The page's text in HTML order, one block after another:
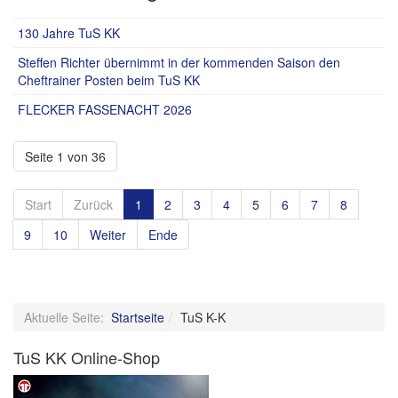
130 Jahre TuS KK
Steffen Richter übernimmt in der kommenden Saison den
Cheftrainer Posten beim TuS KK
FLECKER FASSENACHT 2026
Seite 1 von 36
Start Zurück 1 2 3 4 5 6 7
8
9
10 Weiter Ende
Aktuelle Seite: Startseite TuS K-K
TuS KK Online-Shop